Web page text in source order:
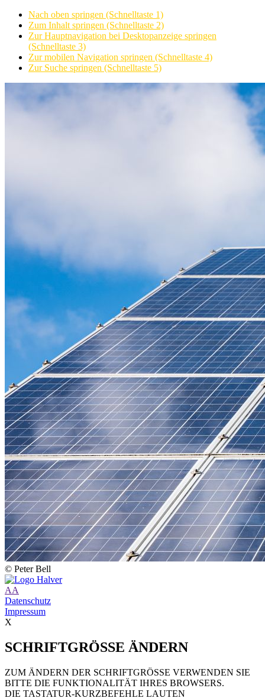
Nach oben springen (Schnelltaste 1)
Zum Inhalt springen (Schnelltaste 2)
Zur Hauptnavigation bei Desktopanzeige springen
(Schnelltaste 3)
Zur mobilen Navigation springen (Schnelltaste 4)
Zur Suche springen (Schnelltaste 5)
© Peter Bell
AA
Datenschutz
Impressum
X
SCHRIFTGRÖSSE ÄNDERN
ZUM ÄNDERN DER SCHRIFTGRÖSSE VERWENDEN SIE
BITTE DIE FUNKTIONALITÄT IHRES BROWSERS.
DIE TASTATUR-KURZBEFEHLE LAUTEN